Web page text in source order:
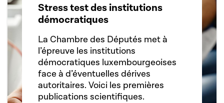
Stress test des institutions
démocratiques
La Chambre des Députés met à
l’épreuve les institutions
démocratiques luxembourgeoises
face à d’éventuelles dérives
autoritaires. Voici les premières
publications scientifiques.